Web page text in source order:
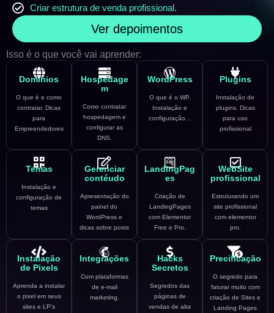
Criar estrutura de venda profissional.
Ver depoimentos
Isso é o que você vai aprender:
Domínios
O que é e como
contratar. Dicas
para
Empreendedores
Hospedage
m
Como contratar
hospedagem e
configurar as
DNS.
WordPress
O que é o WP,
Instalação e
configuração...
Plugins
Instalação de
plugins. Dicas
para uso
profissional
Temas
Instalação e
configuração de
temas
Gerenciar
contéudo
Apresentação do
painel do
WordPress e
dicas sobre posts
LandingPag
es
Criação de
LandingPages
com Elementor
Free e Pro.
WebSite
profissional
Estruturando um
site profissional
com elementor
pro.
Instalação
de Pixels
Aprenda a instalar
o pixel em seus
sites e LP's
Integrações
Com plataformas
de e-mail
marketing.
Hacks
Secretos
Segredos das
páginas de
vendas de alta
Precificação
O segredo para
faturar muito com
criação de Sites e
Landing Pages